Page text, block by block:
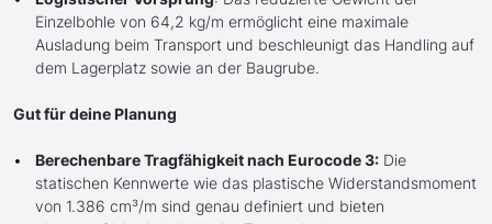
Einzelbohle von 64,2 kg/m ermöglicht eine maximale
Ausladung beim Transport und beschleunigt das Handling auf
dem Lagerplatz sowie an der Baugrube.
Gut für deine Planung
Berechenbare Tragfähigkeit nach Eurocode 3: Die
statischen Kennwerte wie das plastische Widerstandsmoment
von 1.386 cm³/m sind genau definiert und bieten